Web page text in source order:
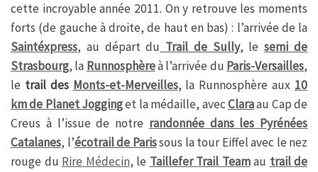
cette incroyable année 2011. On y retrouve les moments
forts (de gauche à droite, de haut en bas) : l’arrivée de la
Saintéxpress, au départ du Trail de Sully, le semi de
Strasbourg, la Runnosphèreà l’arrivée du Paris-Versailles,
le trail des Monts-et-Merveilles, la Runnosphère aux 10
km de Planet Jogginget la médaille, avecClaraau Cap de
Creus à l’issue de notre randonnée dans les Pyrénées
Catalanes, l’écotrail de Parissous la tour Eiffel avec le nez
rouge du Rire Médecin, le Taillefer Trail Teamau trail de